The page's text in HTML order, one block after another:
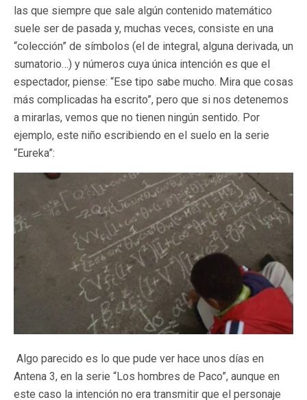
las que siempre que sale algún contenido matemático
suele ser de pasada y, muchas veces, consiste en una
“colección” de símbolos (el de integral, alguna derivada, un
sumatorio…) y números cuya única intención es que el
espectador, piense: “Ese tipo sabe mucho. Mira que cosas
más complicadas ha escrito”, pero que si nos detenemos
a mirarlas, vemos que no tienen ningún sentido. Por
ejemplo, este niño escribiendo en el suelo en la serie
“Eureka”:
Algo parecido es lo que pude ver hace unos días en
Antena 3, en la serie “Los hombres de Paco”, aunque en
este caso la intención no era transmitir que el personaje